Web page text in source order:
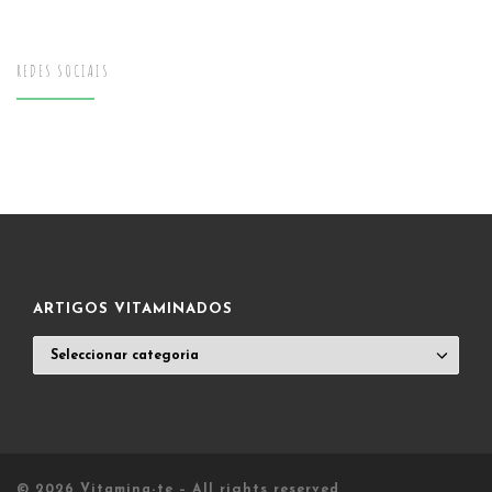
REDES SOCIAIS
ARTIGOS VITAMINADOS
VITAMINADOS